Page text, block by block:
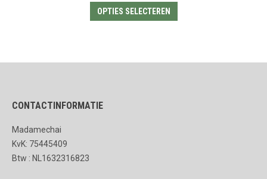
OPTIES SELECTEREN
CONTACTINFORMATIE
Madamechai
KvK: 75445409
Btw : NL1632316823